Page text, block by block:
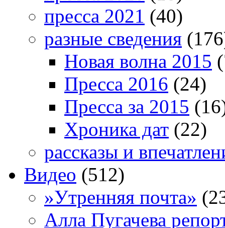
пресса 2021 (40)
разные сведения
Новая волна 2015
Пресса 2016 (24)
Пресса за 2015
Хроника дат (22)
рассказы и
Видео (512)
»Утренняя почта»
Алла Пугачева